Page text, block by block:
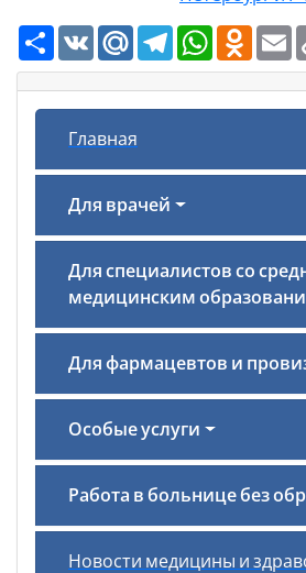
Ресурс
VK Mail.RuTelegramWhatsApp
Главная
Для врачей
Для специалистов со
медицинским
Для фармацевтов и
Особые услуги
Работа в больнице без
Новости медицины и